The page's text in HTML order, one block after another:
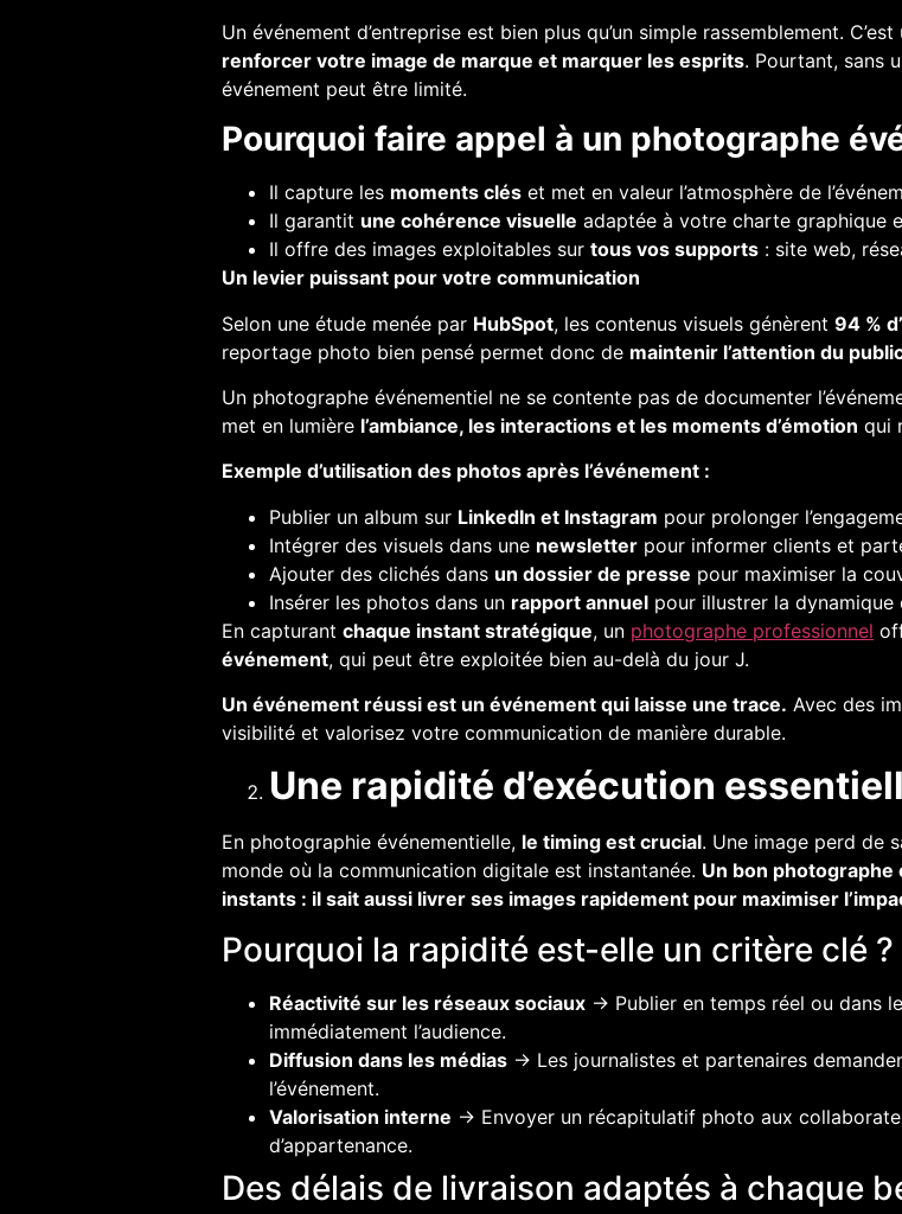
Un événement d’entreprise est bien plus qu’un simple rassemblement.
renforcer votre image de marque et marquer les esprits. Pourtant, sans
événement peut être limité.
Pourquoi faire appel à un photographe
Il capture les moments clés et met en valeur l’atmosphère de
Il garantit une cohérence visuelle adaptée à votre charte graphique
Il offre des images exploitables sur tous vos supports : site web,
Un levier puissant pour votre communication
Selon une étude menée par HubSpot, les contenus visuels génèrent 94 %
reportage photo bien pensé permet donc de maintenir l’attention du
Un photographe événementiel ne se contente pas de documenter
met en lumière l’ambiance, les interactions et les moments d’émotion qui
Exemple d’utilisation des photos après l’événement :
Publier un album sur LinkedIn et Instagram pour prolonger
Intégrer des visuels dans une newsletter pour informer clients et
Ajouter des clichés dans un dossier de presse pour maximiser la
Insérer les photos dans un rapport annuel pour illustrer la dynamique
En capturant chaque instant stratégique, un photographe professionnel
événement, qui peut être exploitée bien au-delà du jour J.
Un événement réussi est un événement qui laisse une trace. Avec des
visibilité et valorisez votre communication de manière durable.
Une rapidité d’exécution
En photographie événementielle, le timing est crucial. Une image perd de
monde où la communication digitale est instantanée. Un bon
instants : il sait aussi livrer ses images rapidement pour maximiser
Pourquoi la rapidité est-elle un critère clé ?
Réactivité sur les réseaux sociaux → Publier en temps réel ou dans
immédiatement l’audience.
Diffusion dans les médias → Les journalistes et partenaires
l’événement.
Valorisation interne → Envoyer un récapitulatif photo aux
d’appartenance.
Des délais de livraison adaptés à chaque